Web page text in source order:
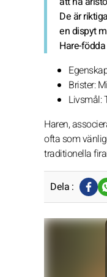
De är
en dispyt
Hare-
Brister:
Livsmål:
Haren,
ofta som
traditionella
Dela :